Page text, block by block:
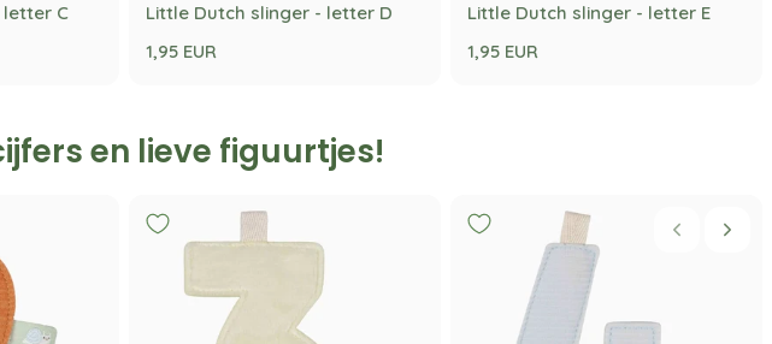
C
Little Dutch slinger - letter D
1,95 EUR
Little Dutch slinger - letter E
1,95 EUR
en lieve figuurtjes!